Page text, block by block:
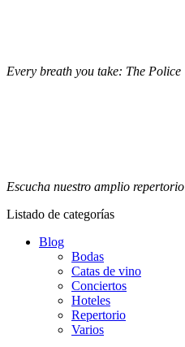
Every breath you take: The Police
Escucha nuestro amplio repertorio
Listado de categorías
Blog
Bodas
Catas de vino
Conciertos
Hoteles
Repertorio
Varios